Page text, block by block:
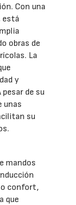
Con una
está
obras de
La
y
de su
unas
su
mandos
confort,
que